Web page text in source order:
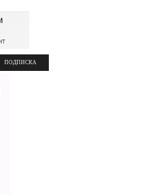
ПОДПИСКА